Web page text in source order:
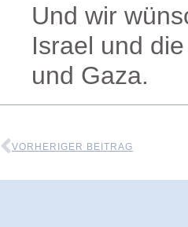
Und wir
Israel und
und Gaza.
VORHERIGER BEITRAG